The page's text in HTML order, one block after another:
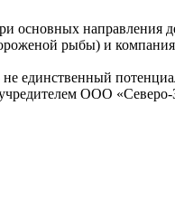
основных направления
рыбы) и
единственный
учредителем ООО